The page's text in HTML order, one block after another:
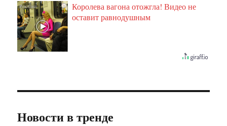
i
Королева вагона отожгла! Видео не
оставит равнодушным
Новости в тренде